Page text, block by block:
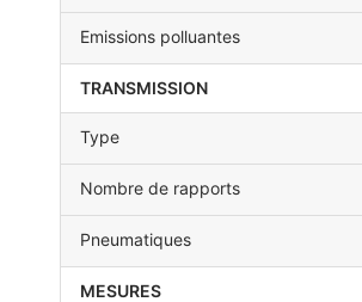
Emissions polluantes
TRANSMISSION
Type
Nombre de rapports
Pneumatiques
MESURES